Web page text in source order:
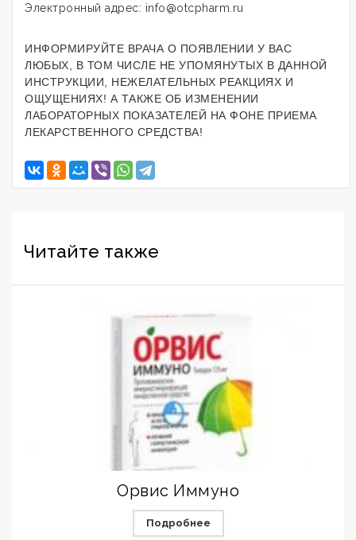
Электронный адрес: info@otcpharm.ru
ИНФОРМИРУЙТЕ ВРАЧА О ПОЯВЛЕНИИ У ВАС
ЛЮБЫХ, В ТОМ ЧИСЛЕ НЕ УПОМЯНУТЫХ В ДАННОЙ
ИНСТРУКЦИИ, НЕЖЕЛАТЕЛЬНЫХ РЕАКЦИЯХ И
ОЩУЩЕНИЯХ! А ТАКЖЕ ОБ ИЗМЕНЕНИИ
ЛАБОРАТОРНЫХ ПОКАЗАТЕЛЕЙ НА ФОНЕ ПРИЕМА
ЛЕКАРСТВЕННОГО СРЕДСТВА!
Читайте также
Орвис Иммуно
Подробнее